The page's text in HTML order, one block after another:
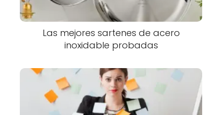
Las mejores sartenes de acero
inoxidable probadas